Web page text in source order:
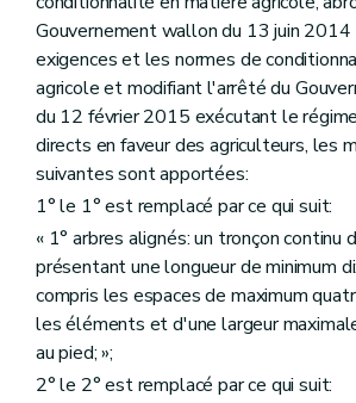
Gouvernement wallon du 13 juin
exigences et les normes de
agricole et modifiant l'arrêté du
du 12 février 2015 exécutant le
directs en faveur des agriculteurs, les
suivantes sont apportées:
1° le 1° est remplacé par ce qui suit:
« 1° arbres alignés: un tronçon continu
présentant une longueur de minimum
compris les espaces de maximum
les éléments et d'une largeur
au pied; »;
2° le 2° est remplacé par ce qui suit: